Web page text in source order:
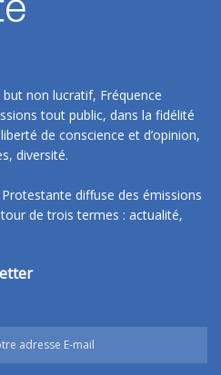
non lucratif, Fréquence
tout public, dans la fidélité
de conscience et d’opinion,
diversité.
diffuse des émissions
de trois termes : actualité,